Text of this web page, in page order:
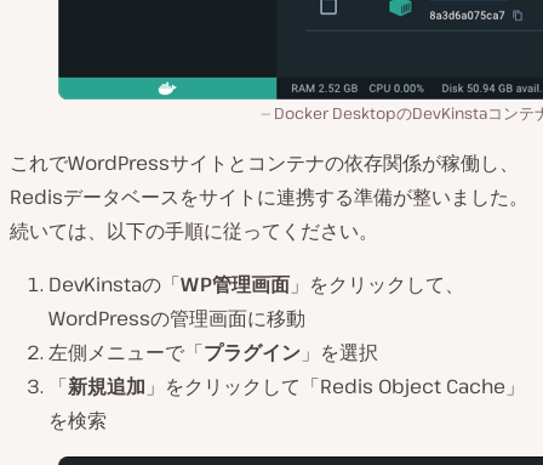
Docker DesktopのDevKinstaコンテ
これでWordPressサイトとコンテナの依存関係が稼働し、
Redisデータベースをサイトに連携する準備が整いました。
続いては、以下の手順に従ってください。
DevKinstaの「WP管理画面 」をクリックして、
WordPressの管理画面に移動
左側メニューで「プラグイン 」を選択
「新規追加 」をクリックして「Redis Object Cache」
を検索